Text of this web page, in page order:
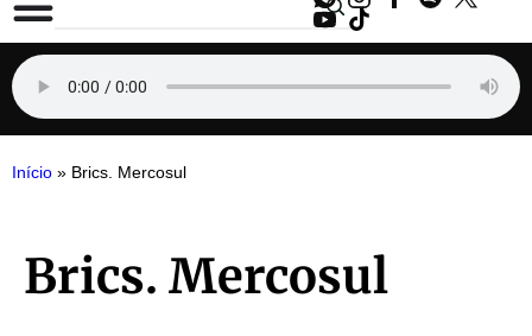
Início » Brics. Mercosul
Brics. Mercosul